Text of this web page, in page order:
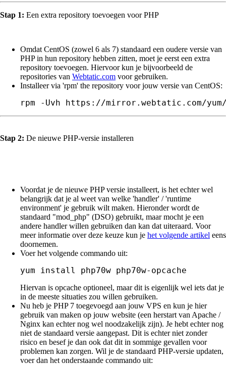
Stap 1: Een extra repository toevoegen voor PHP
Omdat CentOS (zowel 6 als 7) standaard een oudere versie van
PHP in hun repository hebben zitten, moet je eerst een extra
repository toevoegen. Hiervoor kun je bijvoorbeeld de
repositories van Webtatic.com voor gebruiken.
Installeer via 'rpm' the repository voor jouw versie van CentOS:
rpm -Uvh https://mirror.webtatic.com/
Stap 2: De nieuwe PHP-versie installeren
Voordat je de nieuwe PHP versie installeert, is het echter wel
belangrijk dat je al weet van welke 'handler' / 'runtime
environment' je gebruik wilt maken. Hieronder wordt de
standaard "mod_php" (DSO) gebruikt, maar mocht je een
andere handler willen gebruiken dan kan dat uiteraard. Voor
meer informatie over deze keuze kun je het volgende artikel eens
doornemen.
Voer het volgende commando uit:
yum install php70w php70w-opcache
Hiervan is opcache optioneel, maar dit is eigenlijk wel iets dat je
in de meeste situaties zou willen gebruiken.
Nu heb je PHP 7 toegevoegd aan jouw VPS en kun je hier
gebruik van maken op jouw website (een herstart van Apache /
Nginx kan echter nog wel noodzakelijk zijn). Je hebt echter nog
niet de standaard versie aangepast. Dit is echter niet zonder
risico en besef je dan ook dat dit in sommige gevallen voor
problemen kan zorgen. Wil je de standaard PHP-versie updaten,
voer dan het onderstaande commando uit: